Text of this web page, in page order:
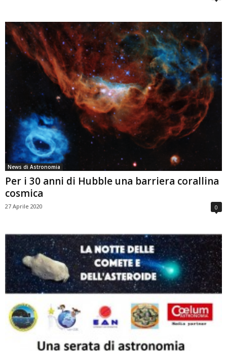
News di Astronomia
Per i 30 anni di Hubble una barriera corallina
cosmica
27 Aprile 2020 0